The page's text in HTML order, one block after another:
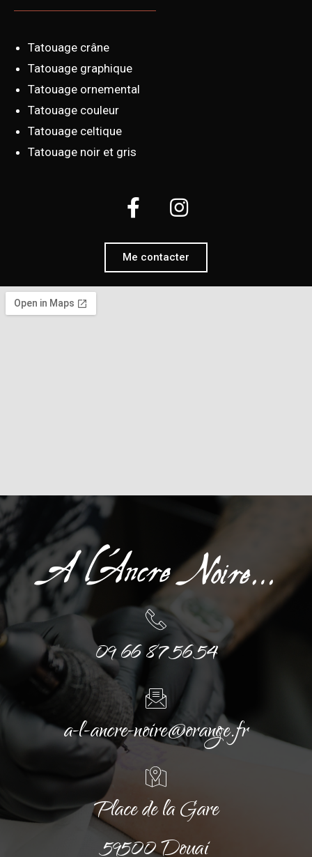
Tatouage crâne
Tatouage graphique
Tatouage ornemental
Tatouage couleur
Tatouage celtique
Tatouage noir et gris
Me contacter
09 66 87 56 54
a-l-ancre-noire@orange.fr
Place de la Gare